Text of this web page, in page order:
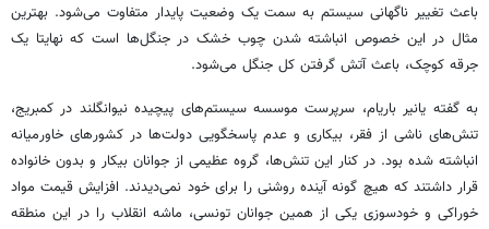
باعث تغییر ناگهانی سیستم به سمت یک وضعیت پایدار متفاوت می‌شود. بهترین
مثال در این خصوص انباشته شدن چوب خشک در جنگل‌ها است که نهایتا یک
جرقه کوچک، باعث آتش گرفتن کل جنگل می‌شود.
به گفته یانیر باریام، سرپرست موسسه سیستم‌های پیچیده نیوانگلند در کمبریج،
تنش‌های ناشی از فقر، بیکاری و عدم پاسخگویی دولت‌ها در کشورهای خاورمیانه
انباشته شده بود. در کنار این تنش‌ها، گروه عظیمی از جوانان بیکار و بدون خانواده
قرار داشتند که هیچ گونه آینده روشنی را برای خود نمی‌دیدند. افزایش قیمت مواد
خوراکی و خودسوزی یکی از همین جوانان تونسی، ماشه انقلاب را در این منطقه